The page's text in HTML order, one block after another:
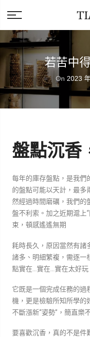
若苦中
On 2023
盤點沉香
每年的庫存盤點，是我們
的盤點可能以天計，最多
然經過時間磨礪，我們的
盤不利索。加之近期滬上
束，頓感遙遙無期
耗時長久，原因當然有諸
諸多、明細繁複，需逐一
點實在…實在…實在太好玩
它既是一個完成任務的過
機，更是檢驗所知所學的
不斷漲新“姿勢”，簡直樂
要喜歡沉香，真的不是件